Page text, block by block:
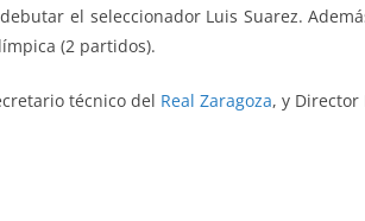
el seleccionador Luis Suarez.
(2 partidos).
técnico del Real Zaragoza, y